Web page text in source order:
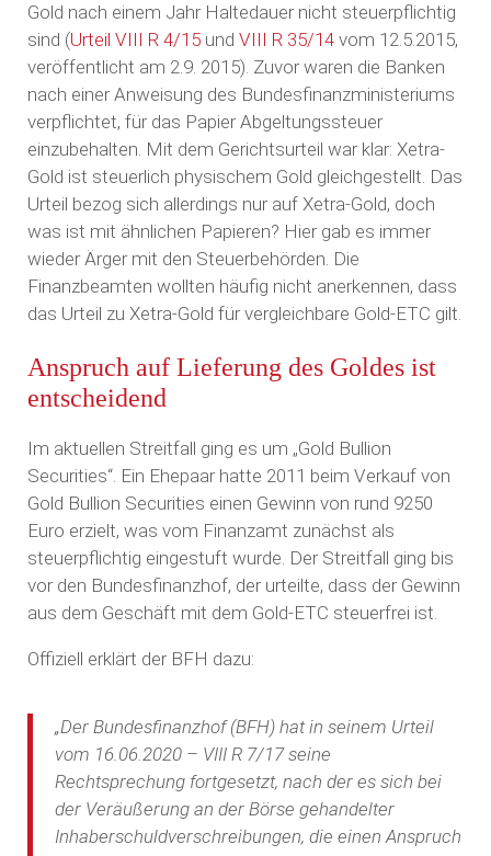
Gold nach einem Jahr Haltedauer nicht steuerpflichtig
sind (Urteil VIII R 4/15und VIII R 35/14vom 12.5.2015,
veröffentlicht am 2.9. 2015). Zuvor waren die Banken
nach einer Anweisung des Bundesfinanzministeriums
verpflichtet, für das Papier Abgeltungssteuer
einzubehalten. Mit dem Gerichtsurteil war klar: Xetra-
Gold ist steuerlich physischem Gold gleichgestellt. Das
Urteil bezog sich allerdings nur auf Xetra-Gold, doch
was ist mit ähnlichen Papieren? Hier gab es immer
wieder Ärger mit den Steuerbehörden. Die
Finanzbeamten wollten häufig nicht anerkennen, dass
das Urteil zu Xetra-Gold für vergleichbare Gold-ETC gilt.
Anspruch auf Lieferung des Goldes ist
entscheidend
Im aktuellen Streitfall ging es um „Gold Bullion
Securities“. Ein Ehepaar hatte 2011 beim Verkauf von
Gold Bullion Securities einen Gewinn von rund 9250
Euro erzielt, was vom Finanzamt zunächst als
steuerpflichtig eingestuft wurde. Der Streitfall ging bis
vor den Bundesfinanzhof, der urteilte, dass der Gewinn
aus dem Geschäft mit dem Gold-ETC steuerfrei ist.
Offiziell erklärt der BFH dazu:
„Der Bundesfinanzhof (BFH) hat in seinem Urteil
vom 16.06.2020 – VIII R 7/17 seine
Rechtsprechung fortgesetzt, nach der es sich bei
der Veräußerung an der Börse gehandelter
Inhaberschuldverschreibungen, die einen Anspruch